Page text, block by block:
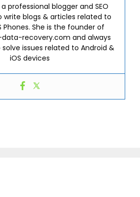
a professional blogger and SEO
write blogs & articles related to
Phones. She is the founder of
recovery.com and always
issues related to Android &
iOS devices